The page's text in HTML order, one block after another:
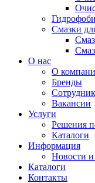
Смазки
О нас
О
Бренды
Вакансии
Услуги
Решения
Каталоги
Информация
Новости и
Каталоги
Контакты